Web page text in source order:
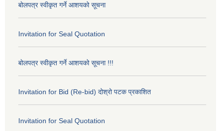
बोलपत्र स्वीकृत गर्ने आशयको सूचना
Invitation for Seal Quotation
बोलपत्र स्वीकृत गर्ने आशयको सूचना !!!
Invitation for Bid (Re-bid) दोश्रो पटक प्रकाशित
Invitation for Seal Quotation